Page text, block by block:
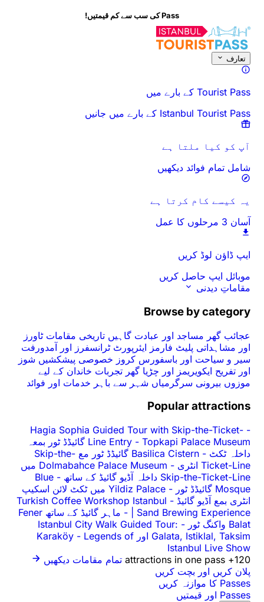
Pass کی سب سے کم قیمتیں!
تعارف
Tourist Pass کے بارے میں
Istanbul Tourist Pass کے بارے میں جانیں
آپ کو کیا ملتا ہے
شامل تمام فوائد دیکھیں
یہ کیسے کام کرتا ہے
آسان 3 مرحلوں کا عمل
ایپ ڈاؤن لوڈ کریں
موبائل ایپ حاصل کریں
مقاماتِ دیدنی
Browse by category
عجائب گھر مساجد اور عبادت گاہیں تاریخی مقاماتٹاورز
اور مشاہداتی پلیٹ فارمز ایئرپورٹ ٹرانسفرز اور آمدورفت
سیر و سیاحت اور باسفورس کروز خصوصی پیشکشیں شوز
اور تفریح ایکویریمز اور چڑیا گھر تجربات خاندان کے لیے
موزوں بیرونی سرگرمیاں شہر سے باہر خدمات اور فوائد
Popular attractions
-
Hagia Sophia Guided Tour with Skip-the-Ticket-
Line Entry -
Topkapi Palace Museum گائیڈڈ ٹور بمعہ
داخلہ ٹکٹ -
Basilica Cistern گائیڈڈ ٹور مع Skip-the-
Ticket-Line انٹری
-
Dolmabahce Palace Museum میں
Skip-the-Ticket-Line داخلہ آڈیو گائیڈ کے ساتھ
-
Blue
Mosque گائیڈڈ ٹور
-
Yildiz Palace میں ٹکٹ لائن اسکیپ
انٹری بمع آڈیو گائیڈ -
Turkish Coffee Workshop Istanbul
| Sand Brewing Experience
-
ماہر گائیڈ کے ساتھ Fener
Balat واکنگ ٹور
-
Istanbul City Walk Guided Tour:
Galata, Istiklal, Taksim اور Karaköy
- Legends of
Istanbul Live Show
120+ attractions in one pass
تمام مقامات دیکھیں
پلان کریں اور بچت کریں
Passes کا موازنہ کریں
Passes اور قیمتیں
اس سرگرمی کے بارے میں جائزہ اوقات اور دورانیہ